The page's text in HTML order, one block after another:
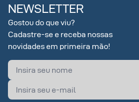
NEWSLETTER
Gostou do que viu?
Cadastre-se e receba nossas
novidades em primeira mão!